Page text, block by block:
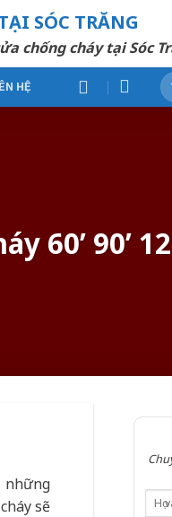
SÓC TRĂNG
chống cháy tại Sóc
HỆ
60’ 90’
những
sẽ